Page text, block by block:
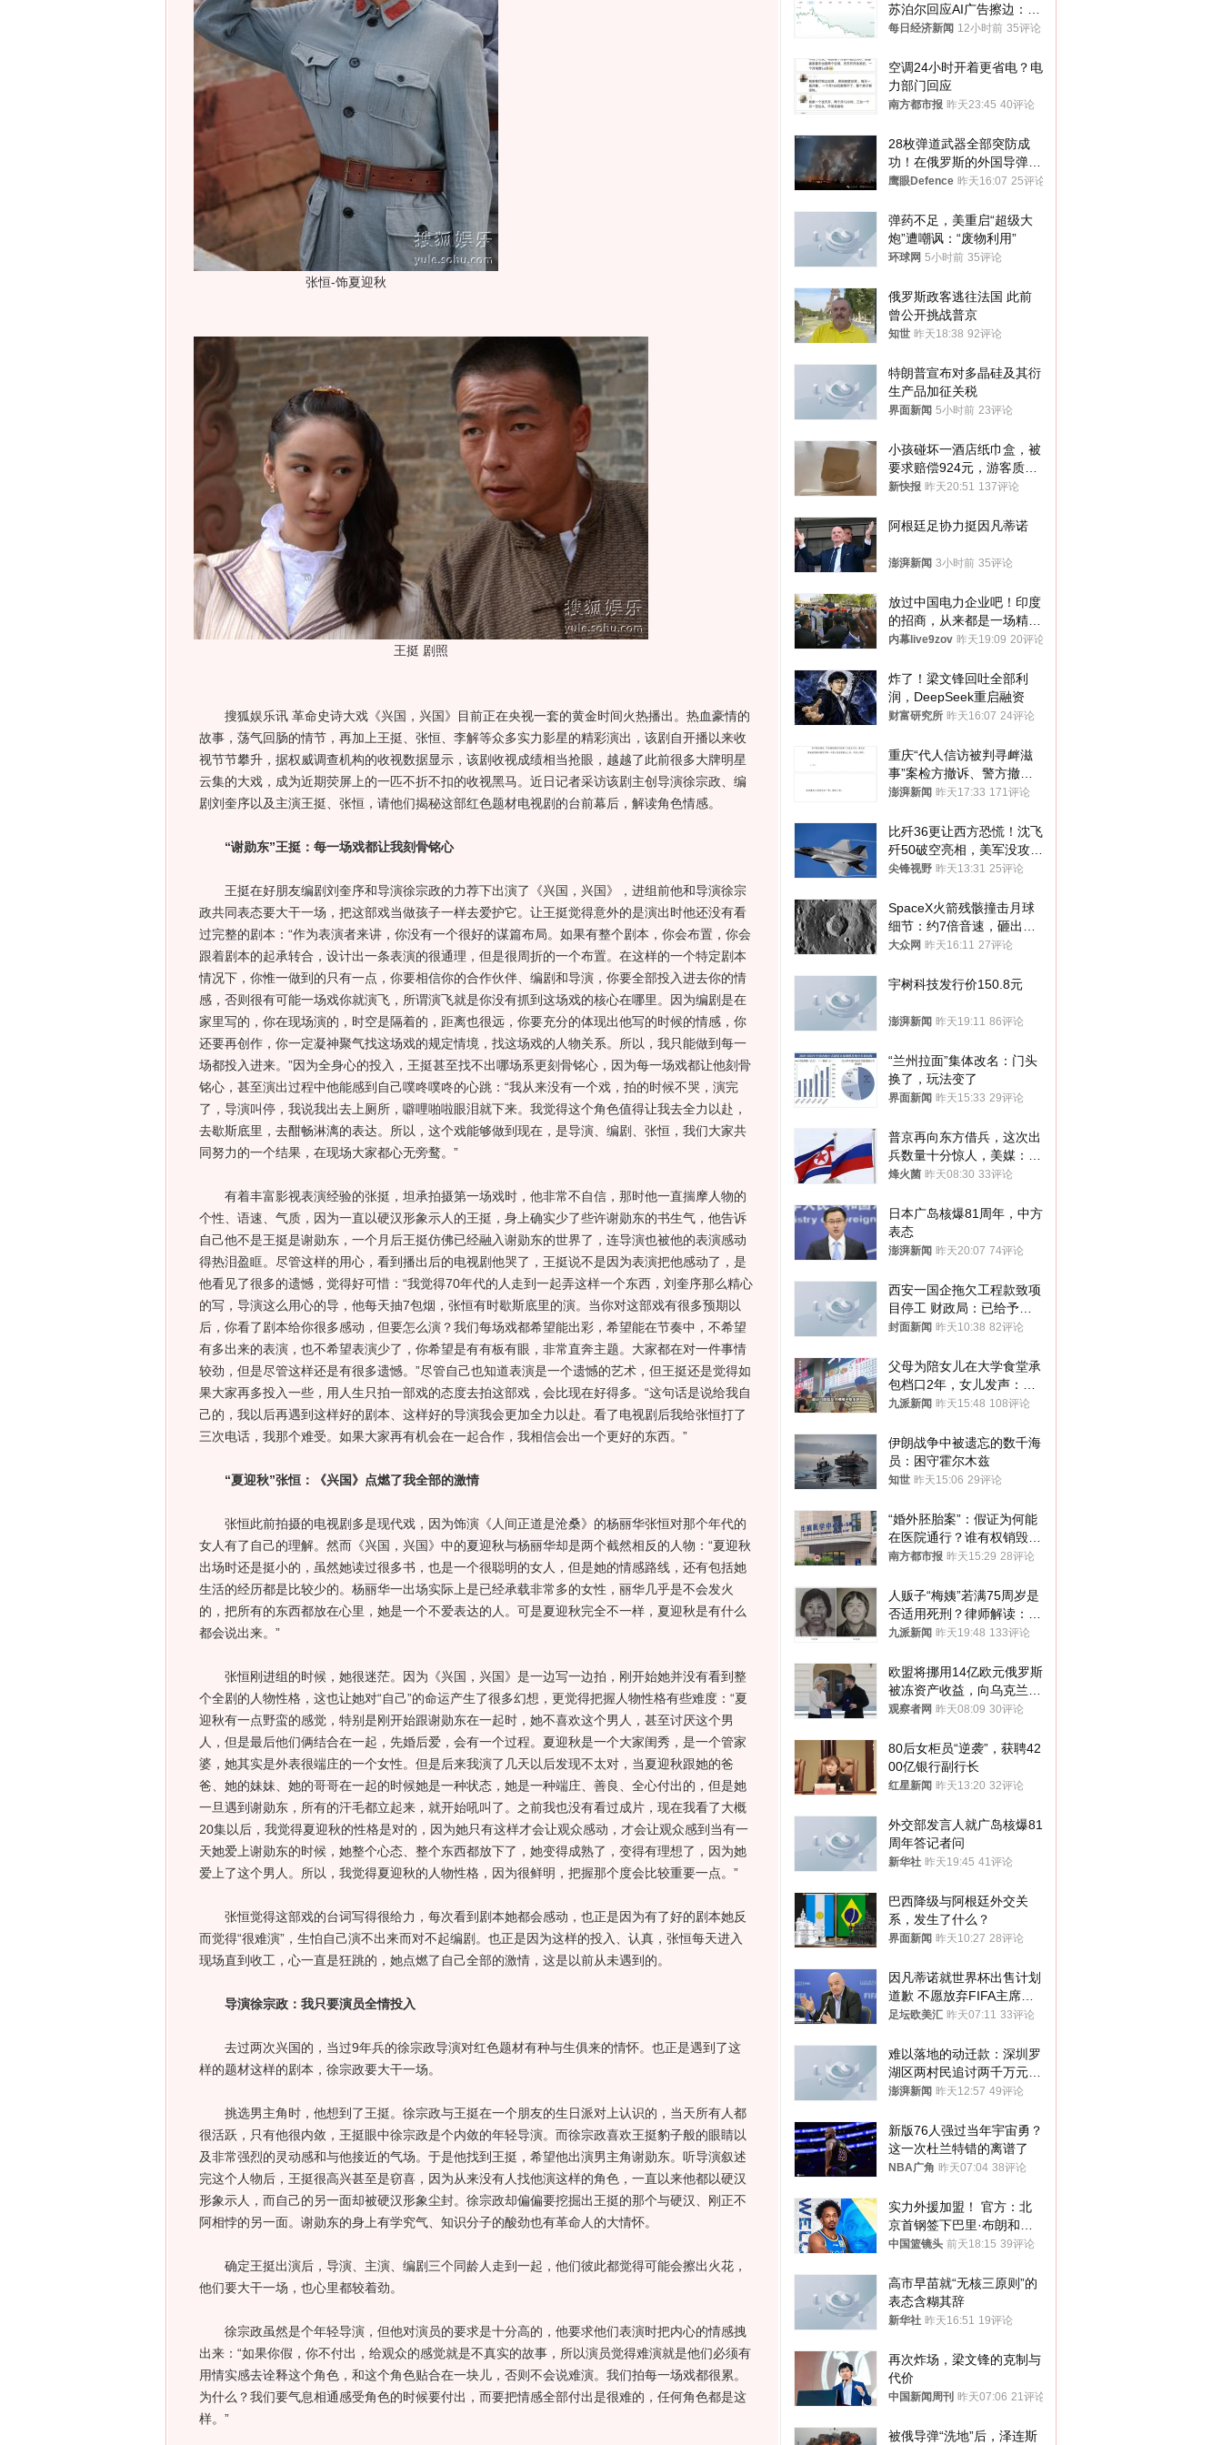
张恒-饰夏迎秋
王挺 剧照
搜狐娱乐讯 革命史诗大戏《兴国，兴国》目前正在央视一套的黄金时间火热播出。热血豪情的
故事，荡气回肠的情节，再加上王挺、张恒、李解等众多实力影星的精彩演出，该剧自开播以来收
视节节攀升，据权威调查机构的收视数据显示，该剧收视成绩相当抢眼，越越了此前很多大牌明星
云集的大戏，成为近期荧屏上的一匹不折不扣的收视黑马。近日记者采访该剧主创导演徐宗政、编
剧刘奎序以及主演王挺、张恒，请他们揭秘这部红色题材电视剧的台前幕后，解读角色情感。
“谢勋东”王挺：每一场戏都让我刻骨铭心
王挺在好朋友编剧刘奎序和导演徐宗政的力荐下出演了《兴国，兴国》，进组前他和导演徐宗
政共同表态要大干一场，把这部戏当做孩子一样去爱护它。让王挺觉得意外的是演出时他还没有看
过完整的剧本：“作为表演者来讲，你没有一个很好的谋篇布局。如果有整个剧本，你会布置，你会
跟着剧本的起承转合，设计出一条表演的很通理，但是很周折的一个布置。在这样的一个特定剧本
情况下，你惟一做到的只有一点，你要相信你的合作伙伴、编剧和导演，你要全部投入进去你的情
感，否则很有可能一场戏你就演飞，所谓演飞就是你没有抓到这场戏的核心在哪里。因为编剧是在
家里写的，你在现场演的，时空是隔着的，距离也很远，你要充分的体现出他写的时候的情感，你
还要再创作，你一定凝神聚气找这场戏的规定情境，找这场戏的人物关系。所以，我只能做到每一
场都投入进来。”因为全身心的投入，王挺甚至找不出哪场系更刻骨铭心，因为每一场戏都让他刻骨
铭心，甚至演出过程中他能感到自己噗咚噗咚的心跳：“我从来没有一个戏，拍的时候不哭，演完
了，导演叫停，我说我出去上厕所，噼哩啪啦眼泪就下来。我觉得这个角色值得让我去全力以赴，
去歇斯底里，去酣畅淋漓的表达。所以，这个戏能够做到现在，是导演、编剧、张恒，我们大家共
同努力的一个结果，在现场大家都心无旁鹜。”
有着丰富影视表演经验的张挺，坦承拍摄第一场戏时，他非常不自信，那时他一直揣摩人物的
个性、语速、气质，因为一直以硬汉形象示人的王挺，身上确实少了些许谢勋东的书生气，他告诉
自己他不是王挺是谢勋东，一个月后王挺仿佛已经融入谢勋东的世界了，连导演也被他的表演感动
得热泪盈眶。尽管这样的用心，看到播出后的电视剧他哭了，王挺说不是因为表演把他感动了，是
他看见了很多的遗憾，觉得好可惜：“我觉得70年代的人走到一起弄这样一个东西，刘奎序那么精心
的写，导演这么用心的导，他每天抽7包烟，张恒有时歇斯底里的演。当你对这部戏有很多预期以
后，你看了剧本给你很多感动，但要怎么演？我们每场戏都希望能出彩，希望能在节奏中，不希望
有多出来的表演，也不希望表演少了，你希望是有有板有眼，非常直奔主题。大家都在对一件事情
较劲，但是尽管这样还是有很多遗憾。”尽管自己也知道表演是一个遗憾的艺术，但王挺还是觉得如
果大家再多投入一些，用人生只拍一部戏的态度去拍这部戏，会比现在好得多。“这句话是说给我自
己的，我以后再遇到这样好的剧本、这样好的导演我会更加全力以赴。看了电视剧后我给张恒打了
三次电话，我那个难受。如果大家再有机会在一起合作，我相信会出一个更好的东西。”
“夏迎秋”张恒：《兴国》点燃了我全部的激情
张恒此前拍摄的电视剧多是现代戏，因为饰演《人间正道是沧桑》的杨丽华张恒对那个年代的
女人有了自己的理解。然而《兴国，兴国》中的夏迎秋与杨丽华却是两个截然相反的人物：“夏迎秋
出场时还是挺小的，虽然她读过很多书，也是一个很聪明的女人，但是她的情感路线，还有包括她
生活的经历都是比较少的。杨丽华一出场实际上是已经承载非常多的女性，丽华几乎是不会发火
的，把所有的东西都放在心里，她是一个不爱表达的人。可是夏迎秋完全不一样，夏迎秋是有什么
都会说出来。”
张恒刚进组的时候，她很迷茫。因为《兴国，兴国》是一边写一边拍，刚开始她并没有看到整
个全剧的人物性格，这也让她对“自己”的命运产生了很多幻想，更觉得把握人物性格有些难度：“夏
迎秋有一点野蛮的感觉，特别是刚开始跟谢勋东在一起时，她不喜欢这个男人，甚至讨厌这个男
人，但是最后他们俩结合在一起，先婚后爱，会有一个过程。夏迎秋是一个大家闺秀，是一个管家
婆，她其实是外表很端庄的一个女性。但是后来我演了几天以后发现不太对，当夏迎秋跟她的爸
爸、她的妹妹、她的哥哥在一起的时候她是一种状态，她是一种端庄、善良、全心付出的，但是她
一旦遇到谢勋东，所有的汗毛都立起来，就开始吼叫了。之前我也没有看过成片，现在我看了大概
20集以后，我觉得夏迎秋的性格是对的，因为她只有这样才会让观众感动，才会让观众感到当有一
天她爱上谢勋东的时候，她整个心态、整个东西都放下了，她变得成熟了，变得有理想了，因为她
爱上了这个男人。所以，我觉得夏迎秋的人物性格，因为很鲜明，把握那个度会比较重要一点。”
张恒觉得这部戏的台词写得很给力，每次看到剧本她都会感动，也正是因为有了好的剧本她反
而觉得“很难演”，生怕自己演不出来而对不起编剧。也正是因为这样的投入、认真，张恒每天进入
现场直到收工，心一直是狂跳的，她点燃了自己全部的激情，这是以前从未遇到的。
导演徐宗政：我只要演员全情投入
去过两次兴国的，当过9年兵的徐宗政导演对红色题材有种与生俱来的情怀。也正是遇到了这
样的题材这样的剧本，徐宗政要大干一场。
挑选男主角时，他想到了王挺。徐宗政与王挺在一个朋友的生日派对上认识的，当天所有人都
很活跃，只有他很内敛，王挺眼中徐宗政是个内敛的年轻导演。而徐宗政喜欢王挺豹子般的眼睛以
及非常强烈的灵动感和与他接近的气场。于是他找到王挺，希望他出演男主角谢勋东。听导演叙述
完这个人物后，王挺很高兴甚至是窃喜，因为从来没有人找他演这样的角色，一直以来他都以硬汉
形象示人，而自己的另一面却被硬汉形象尘封。徐宗政却偏偏要挖掘出王挺的那个与硬汉、刚正不
阿相悖的另一面。谢勋东的身上有学究气、知识分子的酸劲也有革命人的大情怀。
确定王挺出演后，导演、主演、编剧三个同龄人走到一起，他们彼此都觉得可能会擦出火花，
他们要大干一场，也心里都较着劲。
徐宗政虽然是个年轻导演，但他对演员的要求是十分高的，他要求他们表演时把内心的情感拽
出来：“如果你假，你不付出，给观众的感觉就是不真实的故事，所以演员觉得难演就是他们必须有
用情实感去诠释这个角色，和这个角色贴合在一块儿，否则不会说难演。我们拍每一场戏都很累。
为什么？我们要气息相通感受角色的时候要付出，而要把情感全部付出是很难的，任何角色都是这
样。”
苏泊尔回应AI广告擦边：视
频全下架，已强化内容管理
每日经济新闻 12小时前 35评论
空调24小时开着更省电？电
力部门回应
南方都市报 昨天23:45 40评论
28枚弹道武器全部突防成
功！在俄罗斯的外国导弹发
射车都是合法打击目标
鹰眼Defence 昨天16:07 25评论
弹药不足，美重启“超级大
炮”遭嘲讽：“废物利用”
环球网 5小时前 35评论
俄罗斯政客逃往法国 此前
曾公开挑战普京
知世 昨天18:38 92评论
特朗普宣布对多晶硅及其衍
生产品加征关税
界面新闻 5小时前 23评论
小孩碰坏一酒店纸巾盒，被
要求赔偿924元，游客质疑
酒店房客物品超高标价，市
新快报 昨天20:51 137评论
阿根廷足协力挺因凡蒂诺
澎湃新闻 3小时前 35评论
放过中国电力企业吧！印度
的招商，从来都是一场精准
收割
内幕live9zov 昨天19:09 20评论
炸了！梁文锋回吐全部利
润，DeepSeek重启融资
财富研究所 昨天16:07 24评论
重庆“代人信访被判寻衅滋
事”案检方撤诉、警方撤
案，两被告人获国赔
澎湃新闻 昨天17:33 171评论
比歼36更让西方恐慌！沈飞
歼50破空亮相，美军没攻克
的技术被拿下
尖锋视野 昨天13:31 25评论
SpaceX火箭残骸撞击月球
细节：约7倍音速，砸出直
径约30米撞击坑
大众网 昨天16:11 27评论
宇树科技发行价150.8元
澎湃新闻 昨天19:11 86评论
“兰州拉面”集体改名：门头
换了，玩法变了
界面新闻 昨天15:33 29评论
普京再向东方借兵，这次出
兵数量十分惊人，美媒：俄
朝要动真格？
烽火菌 昨天08:30 33评论
日本广岛核爆81周年，中方
表态
澎湃新闻 昨天20:07 74评论
西安一国企拖欠工程款致项
目停工 财政局：已给予处
分，正督促整改
封面新闻 昨天10:38 82评论
父母为陪女儿在大学食堂承
包档口2年，女儿发声：初
衷是为了陪伴，毕业后将不
九派新闻 昨天15:48 108评论
伊朗战争中被遗忘的数千海
员：困守霍尔木兹
知世 昨天15:06 29评论
“婚外胚胎案”：假证为何能
在医院通行？谁有权销毁胚
胎？
南方都市报 昨天15:29 28评论
人贩子“梅姨”若满75周岁是
否适用死刑？律师解读：很
大概率不会被判处死刑
九派新闻 昨天19:48 133评论
欧盟将挪用14亿欧元俄罗斯
被冻资产收益，向乌克兰提
供援助
观察者网 昨天08:09 30评论
80后女柜员“逆袭”，获聘42
00亿银行副行长
红星新闻 昨天13:20 32评论
外交部发言人就广岛核爆81
周年答记者问
新华社 昨天19:45 41评论
巴西降级与阿根廷外交关
系，发生了什么？
界面新闻 昨天10:27 28评论
因凡蒂诺就世界杯出售计划
道歉 不愿放弃FIFA主席职
位
足坛欧美汇 昨天07:11 33评论
难以落地的动迁款：深圳罗
湖区两村民追讨两千万元动
迁款八年未果
澎湃新闻 昨天12:57 49评论
新版76人强过当年宇宙勇？
这一次杜兰特错的离谱了
NBA广角 昨天07:04 38评论
实力外援加盟！ 官方：北
京首钢签下巴里·布朗和桑
普森
中国篮镜头 前天18:15 39评论
高市早苗就“无核三原则”的
表态含糊其辞
新华社 昨天16:51 19评论
再次炸场，梁文锋的克制与
代价
中国新闻周刊 昨天07:06 21评论
被俄导弹“洗地”后，泽连斯